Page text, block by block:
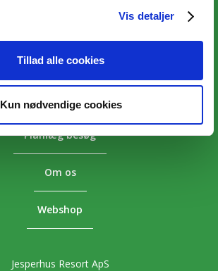
Vis detaljer
Tillad alle cookies
Kun nødvendige cookies
Aktiviteter
Priser
Planlæg besøg
Om os
Webshop
Jesperhus Resort ApS